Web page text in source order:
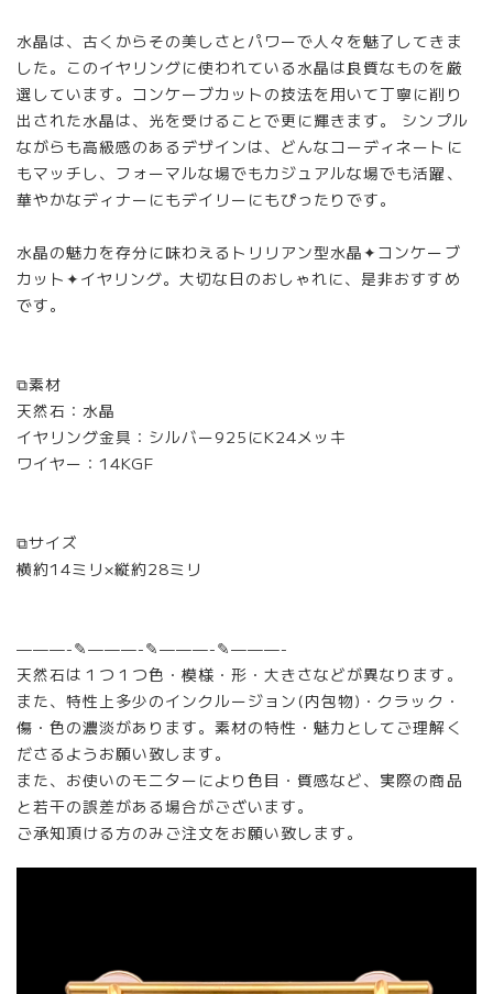
水晶は、古くからその美しさとパワーで人々を魅了してきま
した。このイヤリングに使われている水晶は良質なものを厳
選しています。コンケーブカットの技法を用いて丁寧に削り
出された水晶は、光を受けることで更に輝きます。 シンプル
ながらも高級感のあるデザインは、どんなコーディネートに
もマッチし、フォーマルな場でもカジュアルな場でも活躍、
華やかなディナーにもデイリーにもぴったりです。
水晶の魅力を存分に味わえるトリリアン型水晶✦コンケーブ
カット✦イヤリング。大切な日のおしゃれに、是非おすすめ
です。
⧉素材
天然石：水晶
イヤリング金具：シルバー925にK24メッキ
ワイヤー：14KGF
⧉サイズ
横約14ミリ×縦約28ミリ
———-✎———-✎———-✎———-
天然石は１つ１つ色・模様・形・大きさなどが異なります。
また、特性上多少のインクルージョン(内包物)・クラック・
傷・色の濃淡があります。素材の特性・魅力としてご理解く
ださるようお願い致します。
また、お使いのモニターにより色目・質感など、実際の商品
と若干の誤差がある場合がございます。
ご承知頂ける方のみご注文をお願い致します。